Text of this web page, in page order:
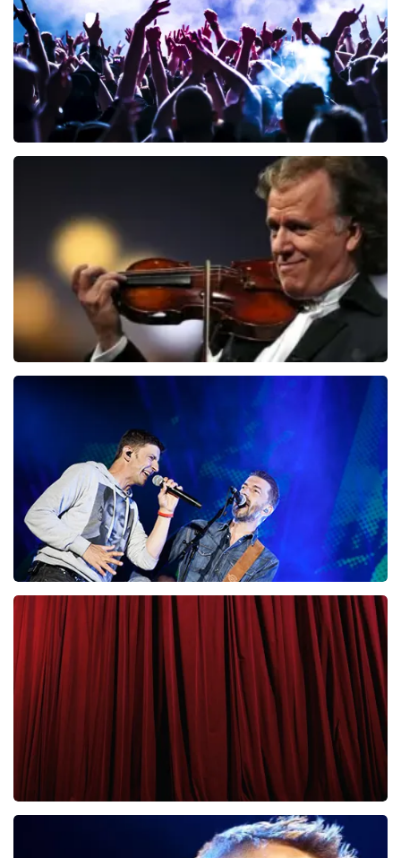
BESTEL NU
BESTEL NU
Andre Rieu
laatste 30 minuten
BESTEL NU
Clouseau
65